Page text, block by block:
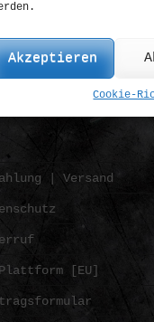
Akzeptieren
Cookie-
| Versand
Plattform [EU]